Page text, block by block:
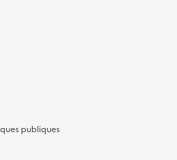
publiques